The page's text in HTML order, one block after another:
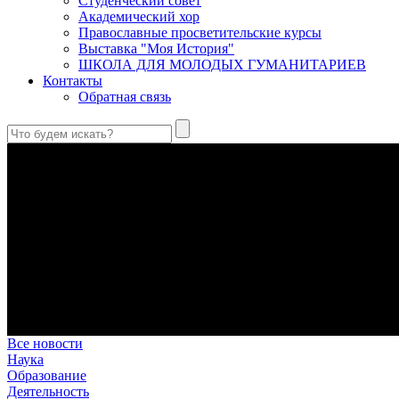
Академический хор
Православные просветительские курсы
Выставка "Моя История"
ШКОЛА ДЛЯ МОЛОДЫХ ГУМАНИТАРИЕВ
Контакты
Обратная связь
Все новости
Наука
Образование
Деятельность